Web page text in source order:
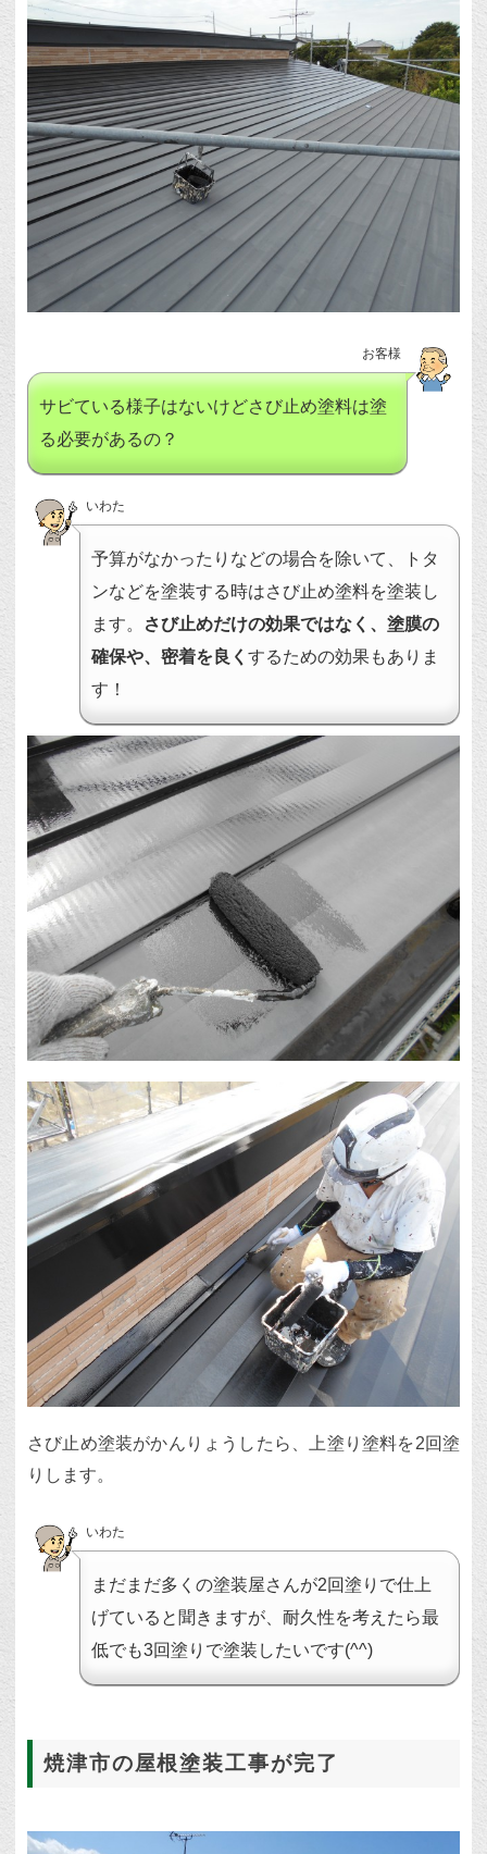
お客様
サビている様子はないけどさび止め塗料は塗
る必要があるの？
いわた
予算がなかったりなどの場合を除いて、トタ
ンなどを塗装する時はさび止め塗料を塗装し
ます。
さび止めだけの効果ではなく、塗膜の
確保や、密着を良くするための効果もありま
す！
さび止め塗装がかんりょうしたら、上塗り塗料を2回塗
りします。
いわた
まだまだ多くの塗装屋さんが2回塗りで仕上
げていると聞きますが、耐久性を考えたら最
低でも3回塗りで塗装したいです(^^)
焼津市の屋根塗装工事が完了